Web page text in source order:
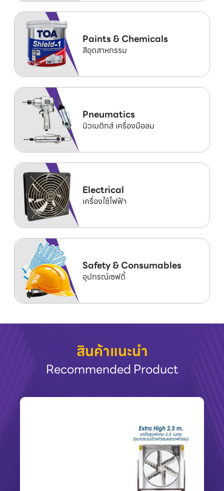
Paints & Chemicals
สีอุตสาหกรรม
Pneumatics
นิวเมติกส์ เครื่องมือลม
Electrical
เครื่องใช้ไฟฟ้า
Safety & Consumables
อุปกรณ์เซฟตี้
สินค้าแนะนำ
Recommended Product